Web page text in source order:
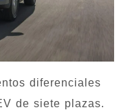
diferenciales
de siete plazas.